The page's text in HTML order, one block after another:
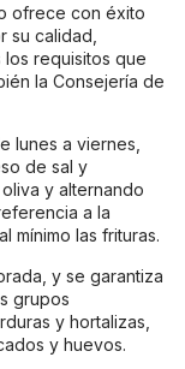
ofrece con éxito
su calidad,
requisitos que
la Consejería de
lunes a viernes,
de sal y
y alternando
a la
mínimo las frituras.
y se garantiza
grupos
y hortalizas,
y huevos.